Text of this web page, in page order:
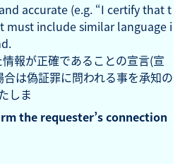
accurate (e.g. “I certify that t
must include similar language i
報が正確であることの宣言(宣
は偽証罪に問われる事を承知の
しま
the requester’s connection